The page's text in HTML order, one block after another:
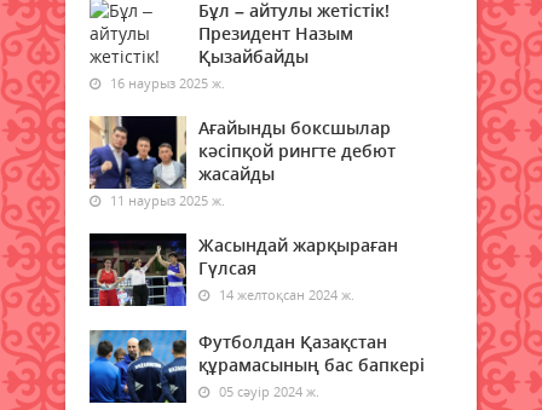
08 тамыз 2026 ж. 61
Қазақстанның бірқатар
өңірлеріне аптап ыстық қайта
оралады - синоптиктер
08 тамыз 2026 ж.
Елімізде бір тәулікте үш орман
өрті тіркелді
08 тамыз 2026 ж.
Синоптиктер Астана мен
Алматыда аптап ыстық
болатынын ескертті
Бұл – айтулы жетістік!
Президент Назым
Қызайбайды
16 наурыз 2025 ж.
Ағайынды боксшылар
кәсіпқой рингте дебют
жасайды
11 наурыз 2025 ж.
Жасындай жарқыраған
Гүлсая
14 желтоқсан 2024 ж.
Футболдан Қазақстан
құрамасының бас бапкері
05 сәуір 2024 ж.